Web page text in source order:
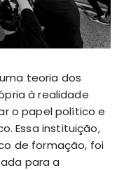
teoria dos
à realidade
o papel político e
Essa instituição,
de formação, foi
para a